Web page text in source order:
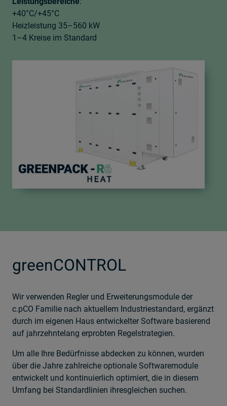
+40°C/+45°C​
Heizleistung 35–560 kW​
1–4 Kreise im Standard
greenCONTROL
Wir verwenden Regler und Erweiterungsmodule der
c.pCO Familie nach aktuellem Industriestandard, ergänzt
durch im eigenen Haus entwickelter Software basierend
auf jahrzehntelang erprobten Regelstrategien.
Um alle Ihre Bedürfnisse abdecken zu können, wurden
über die Jahre zahlreiche optionale Softwaremodule
entwickelt und kontinuierlich optimiert, die in diesem
Umfang bei Standardlinien ihresgleichen suchen.